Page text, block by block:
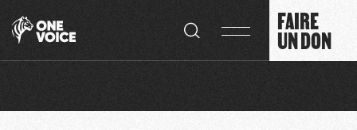
FAIRE
UN DON